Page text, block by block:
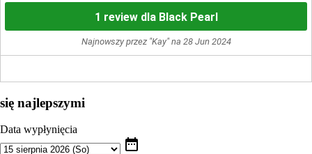
1 review dla Black Pearl
Najnowszy przez "Kay" na 28 Jun 2024
się najlepszymi
Data wypłynięcia
date_range